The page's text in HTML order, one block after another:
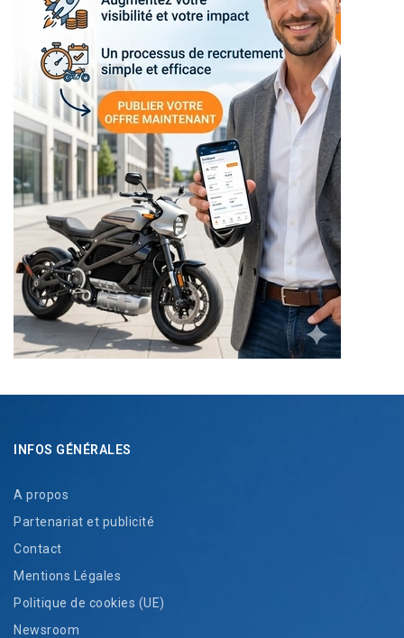
INFOS GÉNÉRALES
A propos
Partenariat et publicité
Contact
Mentions Légales
Politique de cookies (UE)
Newsroom